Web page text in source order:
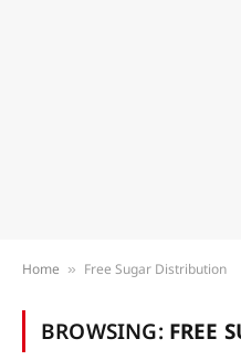
Home » Free Sugar Distribution
BROWSING: FREE